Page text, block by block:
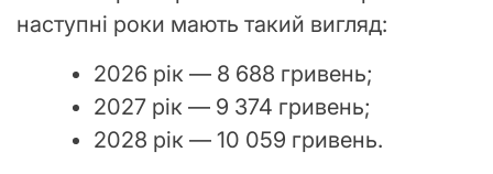
наступні роки мають такий вигляд:
2026 рік — 8 688 гривень;
2027 рік — 9 374 гривень;
2028 рік — 10 059 гривень.